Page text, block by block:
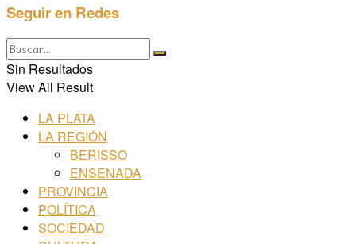
Seguir en Redes
Sin Resultados
View All Result
LA PLATA
LA REGIÓN
BERISSO
ENSENADA
PROVINCIA
POLÍTICA
SOCIEDAD